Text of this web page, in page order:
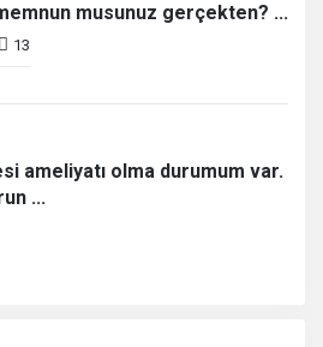
musunuz gerçekten? ...
13
ameliyatı olma durumum var.
...